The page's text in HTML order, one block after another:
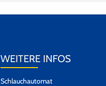
WEITERE INFOS
Schlauchautomat